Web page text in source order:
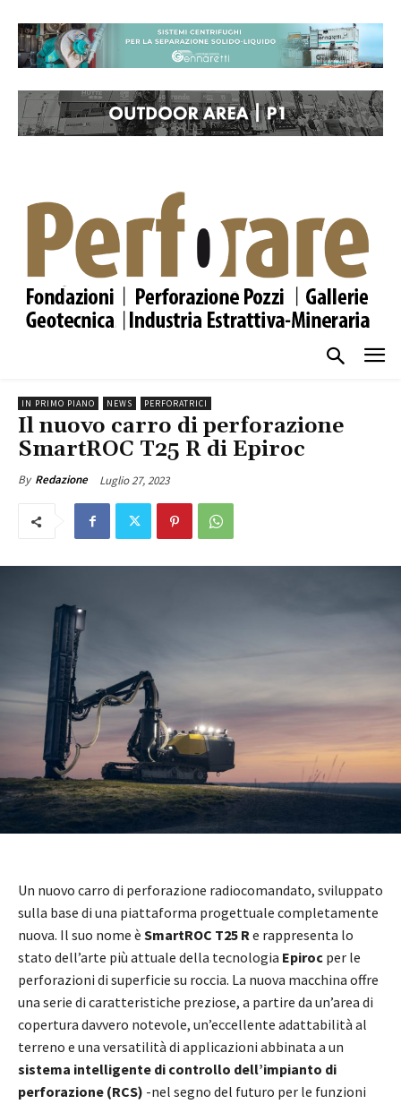
IN PRIMO PIANO NEWS PERFORATRICI
Il nuovo carro di perforazione
SmartROC T25 R di Epiroc
By Redazione Luglio 27, 2023
Un nuovo carro di perforazione radiocomandato, sviluppato
sulla base di una piattaforma progettuale completamente
nuova. Il suo nome è SmartROC T25 Re rappresenta lo
stato dell’arte più attuale della tecnologia Epiroc per le
perforazioni di superficie su roccia. La nuova macchina offre
una serie di caratteristiche preziose, a partire da un’area di
copertura davvero notevole, un’eccellente adattabilità al
terreno e una versatilità di applicazioni abbinata a un
sistema intelligente di controllo dell’impianto di
perforazione (RCS) -nel segno del futuro per le funzioni